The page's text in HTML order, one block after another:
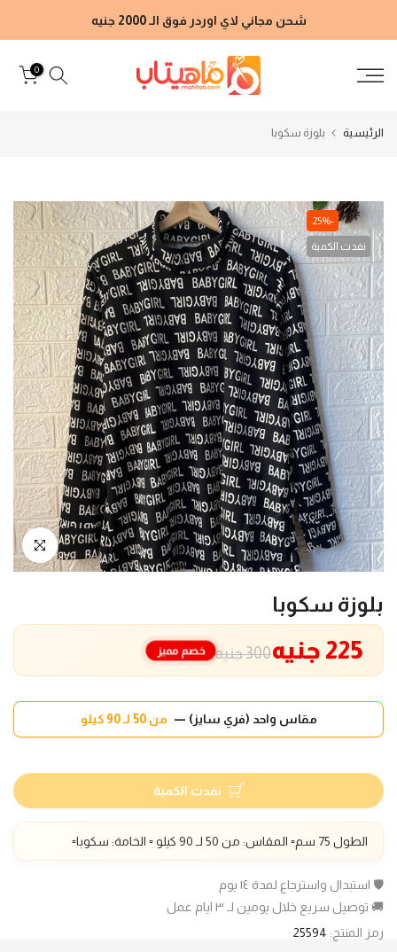
إلى
شحن مجاني لاي اوردر فوق الـ 2000 جنيه
0
الرئيسية بلوزة سكوبا
-25%
نفدت الكمية
انقر للتكبير
بلوزة سكوبا
300 جنيه 225 جنيه خصم مميز
مقاس واحد (فري سايز) — من 50 لـ 90 كيلو
نفدت الكمية
الطول 75 سم▫️ المقاس: من 50 لـ 90 كيلو ▫️ الخامة: سكوبا▫️
🛡️ استبدال واسترجاع لمدة ١٤ يوم
🚚 توصيل سريع خلال يومين لـ ٣ ايام عمل
رمز المنتج: 25594